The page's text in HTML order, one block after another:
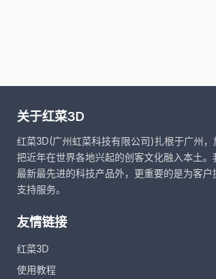
关于红菜3D
红菜3D(广州虹菜科技有限公司)扎根于广州
把近年在世界各地兴起的创客文化融入本土。
最新最先进的科技产品外，更重要的是为客户
支持服务。
友情链接
红菜3D
使用教程